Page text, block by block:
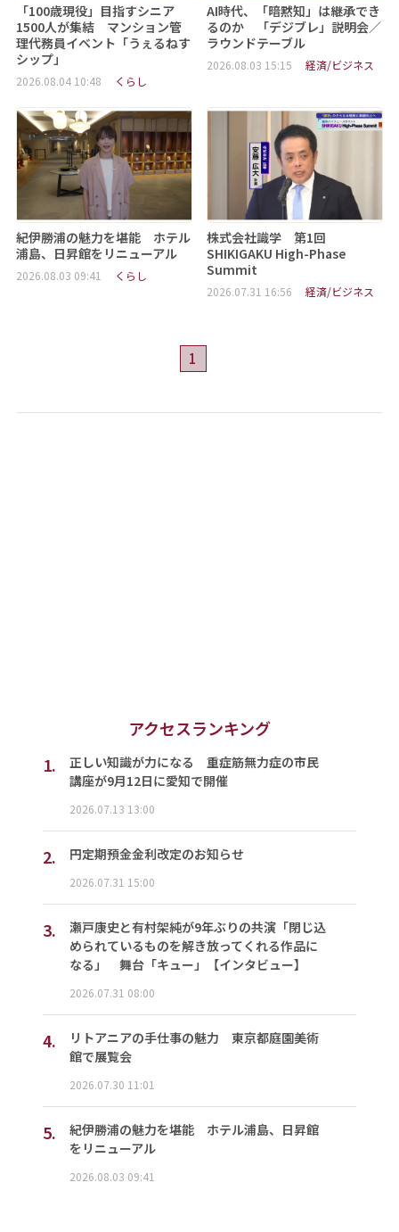
「100歳現役」目指すシニア
1500人が集結 マンション管
理代務員イベント「うぇるねす
シップ」
2026.08.04 10:48 くらし
AI時代、「暗黙知」は継承でき
るのか 「デジブレ」説明会／
ラウンドテーブル
2026.08.03 15:15 経済/ビジネス
紀伊勝浦の魅力を堪能 ホテル
浦島、日昇館をリニューアル
2026.08.03 09:41 くらし
株式会社識学 第1回
SHIKIGAKU High-Phase
Summit
2026.07.31 16:56 経済/ビジネス
1
アクセスランキング
1.
正しい知識が力になる 重症筋無力症の市民
講座が9月12日に愛知で開催
2026.07.13 13:00
2. 円定期預金金利改定のお知らせ
2026.07.31 15:00
3.
瀬戸康史と有村架純が9年ぶりの共演「閉じ込
められているものを解き放ってくれる作品に
なる」 舞台「キュー」【インタビュー】
2026.07.31 08:00
4.
リトアニアの手仕事の魅力 東京都庭園美術
館で展覧会
2026.07.30 11:01
5.
紀伊勝浦の魅力を堪能 ホテル浦島、日昇館
をリニューアル
2026.08.03 09:41